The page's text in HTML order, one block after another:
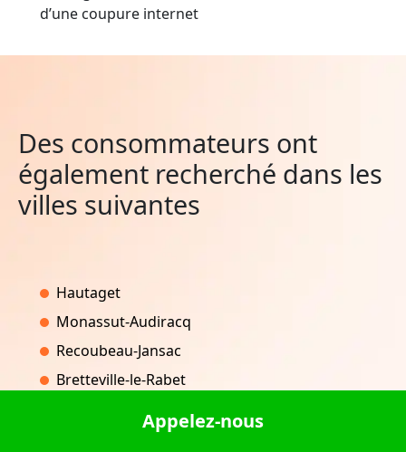
d’une coupure internet
Des consommateurs ont
également recherché dans les
villes suivantes
Hautaget
Monassut-Audiracq
Recoubeau-Jansac
Bretteville-le-Rabet
Appelez-nous